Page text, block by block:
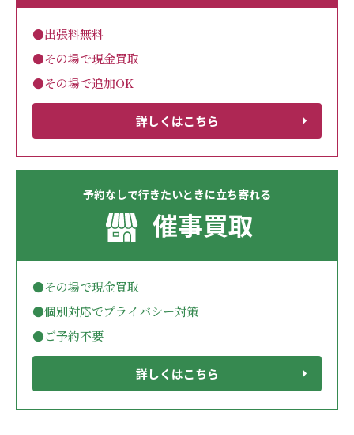
●出張料無料
●その場で現金買取
●その場で追加OK
詳しくはこちら
予約なしで行きたいときに立ち寄れる
催事買取
●その場で現金買取
●個別対応でプライバシー対策
●ご予約不要
詳しくはこちら